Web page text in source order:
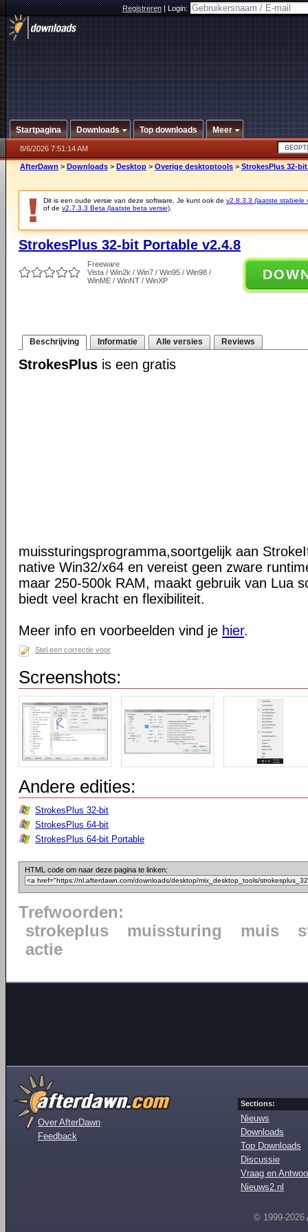
Registreren|Login:
Startpagina Downloads Top downloads Meer
8/6/2026 7:51:14 AM
AfterDawn > Downloads > Desktop > Overige desktoptools > StrokesPlus 32-
Dit is een oude versie van deze software. Je kunt ook de v2.8.3.3 (laatste stabiele
of de v2.7.3.3 Beta (laatste beta versie)
StrokesPlus 32-bit Portable v2.4.8
Freeware
Vista / Win2k / Win7 / Win95 / Win98 /
WinME / WinNT / WinXP
Beschrijving Informatie Alle versies Reviews
StrokesPlus is een gratis
muissturingsprogramma,soortgelijk aan
native Win32/x64 en vereist geen zware
maar 250-500k RAM, maakt gebruik van Lua
biedt veel kracht en flexibiliteit.
Meer info en voorbeelden vind je hier.
Stel een correctie voor
Screenshots:
Andere edities:
StrokesPlus 32-bit
StrokesPlus 64-bit
StrokesPlus 64-bit Portable
HTML code om naar deze pagina te linken:
Trefwoorden:
strokeplus
muissturing muis
actie
Over AfterDawn
Feedback
Sections:
Nieuws
Downloads
Top Downloads
Discussie
Vraag en
Nieuws2.nl
© 1999-2026